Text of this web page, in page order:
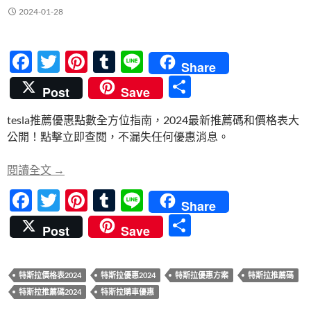
2024-01-28
F
ac
e
b
o
o
k
T
w
itt
er
Pi
nt
er
es
t
T
u
m
bl
r
Li
n
e
Share
Post
Save
享
tesla推薦優惠點數全方位指南，2024最新推薦碼和價格表大
公開！點擊立即查閱，不漏失任何優惠消息。
閱讀全文 tesla推薦優惠點數全方位指南：2024最新推薦碼、
→
F
ac
e
b
o
T
w
itt
er
Pi
nt
er
es
t
T
u
m
bl
r
Li
n
e
Share
Post
Save
特斯拉價格表2024 特斯拉優惠2024 特斯拉優惠方案
特斯拉推薦碼
特斯拉推薦碼2024
特斯拉購車優惠